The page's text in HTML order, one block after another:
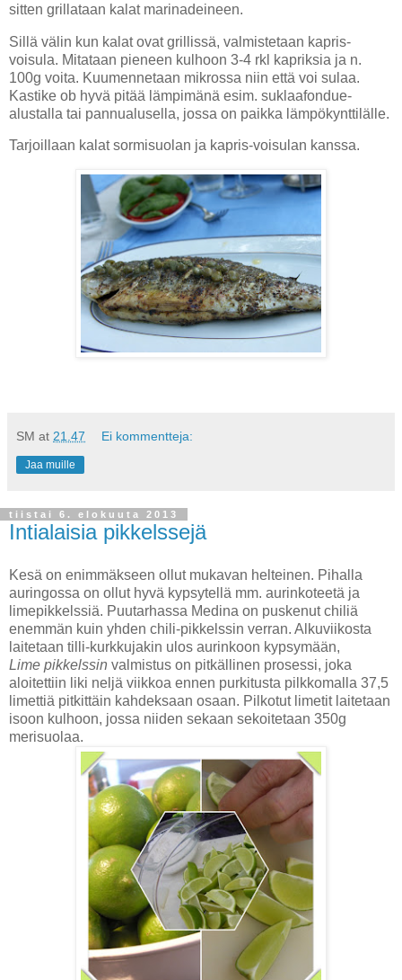
sitten grillataan kalat marinadeineen.
Sillä välin kun kalat ovat grillissä, valmistetaan kapris-
voisula. Mitataan pieneen kulhoon 3-4 rkl kapriksia ja n.
100g voita. Kuumennetaan mikrossa niin että voi sulaa.
Kastike ob hyvä pitää lämpimänä esim. suklaafondue-
alustalla tai pannualusella, jossa on paikka lämpökynttilälle.
Tarjoillaan kalat sormisuolan ja kapris-voisulan kanssa.
SM at 21.47 Ei kommentteja:
Jaa muille
tiistai 6. elokuuta 2013
Intialaisia pikkelssejä
Kesä on enimmäkseen ollut mukavan helteinen. Pihalla
auringossa on ollut hyvä kypsytellä mm. aurinkoteetä ja
limepikkelssiä. Puutarhassa Medina on puskenut chiliä
enemmän kuin yhden chili-pikkelssin verran. Alkuviikosta
laitetaan tilli-kurkkujakin ulos aurinkoon kypsymään,
Lime pikkelssin valmistus on pitkällinen prosessi, joka
aloitettiin liki neljä viikkoa ennen purkitusta pilkkomalla 37,5
limettiä pitkittäin kahdeksaan osaan. Pilkotut limetit laitetaan
isoon kulhoon, jossa niiden sekaan sekoitetaan 350g
merisuolaa.